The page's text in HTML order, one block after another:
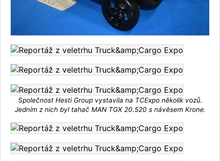
Společnost Hesti Group vystavila na TCExpo několik vozů.
Jedním z nich byl tahač MAN TGX 20.520 s návěsem Krone.